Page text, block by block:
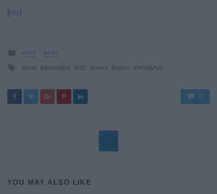
[via]
Posted
in
APPS NEWS
Tagged
beta downalod HD news video WhatsApp
0
YOU MAY ALSO LIKE